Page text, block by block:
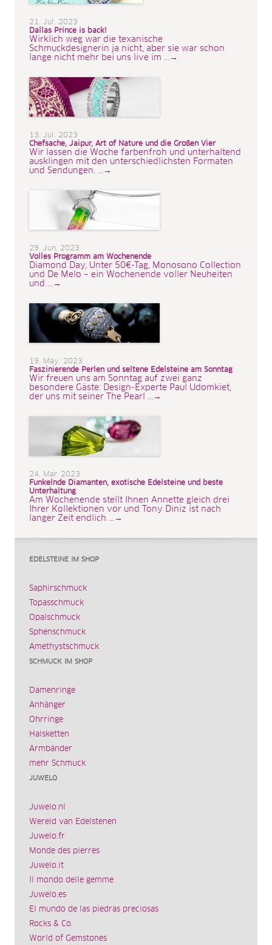
21. Jul. 2023
Dallas Prince is back!
Wirklich weg war die texanische
Schmuckdesignerin ja nicht, aber sie war schon
lange nicht mehr bei uns live im ...→
13. Jul. 2023
Chefsache, Jaipur, Art of Nature und die Großen Vier
Wir lassen die Woche farbenfroh und unterhaltend
ausklingen mit den unterschiedlichsten Formaten
und Sendungen. ...→
29. Jun. 2023
Volles Programm am Wochenende
Diamond Day, Unter 50€-Tag, Monosono Collection
und De Melo – ein Wochenende voller Neuheiten
und ...→
19. May. 2023
Faszinierende Perlen und seltene Edelsteine am Sonntag
Wir freuen uns am Sonntag auf zwei ganz
besondere Gäste: Design-Experte Paul Udomkiet,
der uns mit seiner The Pearl ...→
24. Mar. 2023
Funkelnde Diamanten, exotische Edelsteine und beste
Unterhaltung
Am Wochenende stellt Ihnen Annette gleich drei
Ihrer Kollektionen vor und Tony Diniz ist nach
langer Zeit endlich ...→
EDELSTEINE IM SHOP
Saphirschmuck
Topasschmuck
Opalschmuck
Sphenschmuck
Amethystschmuck
SCHMUCK IM SHOP
Damenringe
Anhänger
Ohrringe
Halsketten
Armbänder
mehr Schmuck
JUWELO
Juwelo.nl
Wereld van Edelstenen
Juwelo.fr
Monde des pierres
Juwelo.it
Il mondo delle gemme
Juwelo.es
El mundo de las piedras preciosas
Rocks & Co.
World of Gemstones